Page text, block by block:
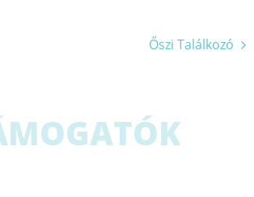
Őszi Találkozó